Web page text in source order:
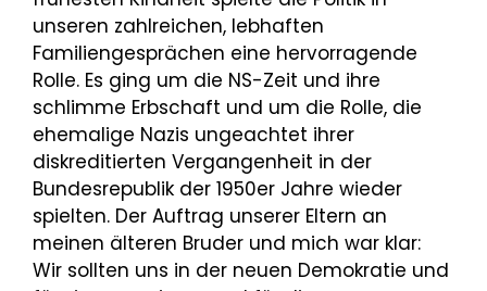
unseren zahlreichen, lebhaften
Familiengesprächen eine hervorragende
Rolle. Es ging um die NS-Zeit und ihre
schlimme Erbschaft und um die Rolle, die
ehemalige Nazis ungeachtet ihrer
diskreditierten Vergangenheit in der
Bundesrepublik der 1950er Jahre wieder
spielten. Der Auftrag unserer Eltern an
meinen älteren Bruder und mich war klar:
Wir sollten uns in der neuen Demokratie und